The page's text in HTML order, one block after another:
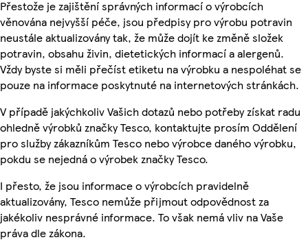
Přestože je zajištění správných informací o výrobcích
věnována nejvyšší péče, jsou předpisy pro výrobu potravin
neustále aktualizovány tak, že může dojít ke změně složek
potravin, obsahu živin, dietetických informací a alergenů.
Vždy byste si měli přečíst etiketu na výrobku a nespoléhat se
pouze na informace poskytnuté na internetových stránkách.
V případě jakýchkoliv Vašich dotazů nebo potřeby získat radu
ohledně výrobků značky Tesco, kontaktujte prosím Oddělení
pro služby zákazníkům Tesco nebo výrobce daného výrobku,
pokdu se nejedná o výrobek značky Tesco.
I přesto, že jsou informace o výrobcích pravidelně
aktualizovány, Tesco nemůže přijmout odpovědnost za
jakékoliv nesprávné informace. To však nemá vliv na Vaše
práva dle zákona.